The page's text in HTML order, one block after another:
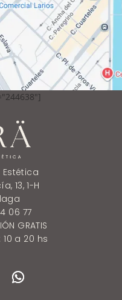
Estética
13, 1-H
06 77
GRATIS
a 20 hs